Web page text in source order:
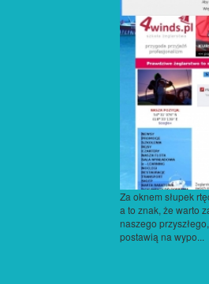
Za oknem słupek
a to znak, że warto
naszego
postawią na wypo...